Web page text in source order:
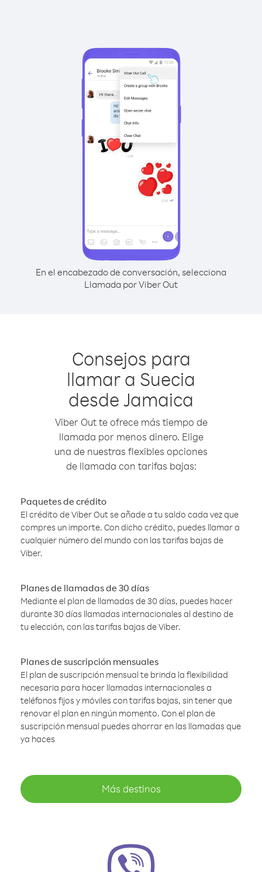
En el encabezado de conversación, selecciona
Llamada por Viber Out
Consejos para
llamar a Suecia
desde Jamaica
Viber Out te ofrece más tiempo de
llamada por menos dinero. Elige
una de nuestras flexibles opciones
de llamada con tarifas bajas:
Paquetes de crédito
El crédito de Viber Out se añade a tu saldo cada vez que
compres un importe. Con dicho crédito, puedes llamar a
cualquier número del mundo con las tarifas bajas de
Viber.
Planes de llamadas de 30 días
Mediante el plan de llamadas de 30 días, puedes hacer
durante 30 días llamadas internacionales al destino de
tu elección, con las tarifas bajas de Viber.
Planes de suscripción mensuales
El plan de suscripción mensual te brinda la flexibilidad
necesaria para hacer llamadas internacionales a
teléfonos fijos y móviles con tarifas bajas, sin tener que
renovar el plan en ningún momento. Con el plan de
suscripción mensual puedes ahorrar en las llamadas que
ya haces
Más destinos